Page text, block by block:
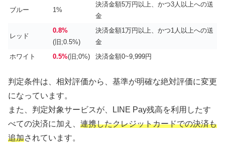
ブルー 1%
決済金額5万円以上、かつ3人以上への送
金
レッド
0.8%
(旧;0.5%)
決済金額1万円以上、かつ1人以上への送
金
ホワイト
0.5%(旧;0%) 決済金額0~9,999円
判定条件は、相対評価から、基準が明確な絶対評価に変更
になっています。
また、判定対象サービスが、LINE Pay残高を利用したす
べての決済に加え、 連携したクレジットカードでの決済も
追加されています。